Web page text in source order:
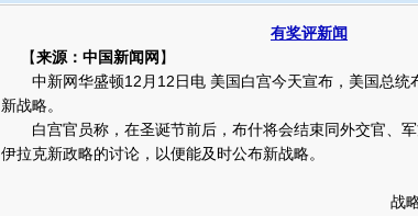
有奖评新闻
【来源：中国新闻网 】
中新网华盛顿12月12日电 美国白宫今天宣布，美国总统
新战略。
白宫官员称，在圣诞节前后，布什将会结束同外交官、军
伊拉克新政略的讨论，以便能及时公布新战略。
战